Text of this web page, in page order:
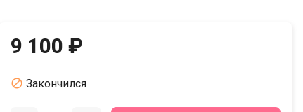
9 100 ₽
 Закончился